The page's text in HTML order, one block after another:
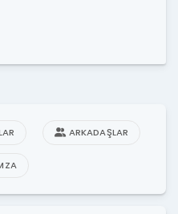
ARKADAŞLAR